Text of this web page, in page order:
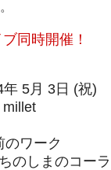
同時開催！
5月 3日 (祝)
ワーク
のしまのコー